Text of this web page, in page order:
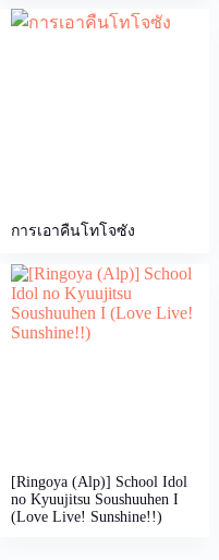
การเอาคืนโทโจซัง
[Ringoya (Alp)] School Idol
no Kyuujitsu Soushuuhen I
(Love Live! Sunshine!!)